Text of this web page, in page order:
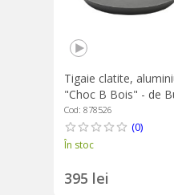
Tigaie clatite,
"Choc B Bois" - de
Cod: 878526
(0)
În stoc
395 lei